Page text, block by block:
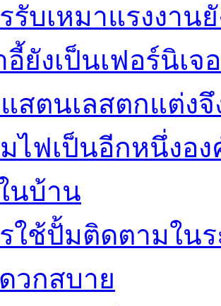
รับเหมาแรงงา
อี้ยังเป็นเฟอร์นิเ
สตนเลสตกแต่ง
ไฟเป็นอีกหนึ่งอ
นบ้าน
ใช้ปั้มติดตามใน
วกสบาย